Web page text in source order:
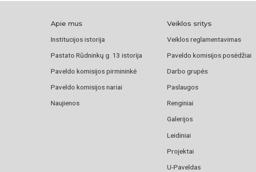
Apie mus
Institucijos istorija
Pastato Rūdninkų g. 13 istorija
Paveldo komisijos pirmininkė
Paveldo komisijos nariai
Naujienos
Veiklos sritys
Veiklos reglamentavimas
Paveldo komisijos posėdžiai
Darbo grupės
Paslaugos
Renginiai
Galerijos
Leidiniai
Projektai
U-Paveldas